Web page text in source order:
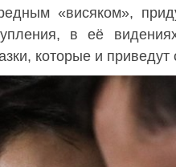
«висяком»,
в её
которые и